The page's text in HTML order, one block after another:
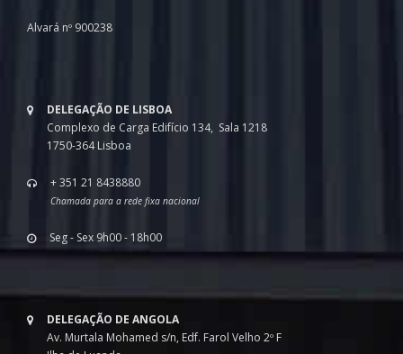
Alvará nº 900238
DELEGAÇÃO DE LISBOA
Complexo de Carga Edifício 134, Sala 1218
1750-364 Lisboa
+ 351 21 8438880
Chamada para a rede fixa nacional
Seg - Sex 9h00 - 18h00
DELEGAÇÃO DE ANGOLA
Av. Murtala Mohamed s/n, Edf. Farol Velho 2º F